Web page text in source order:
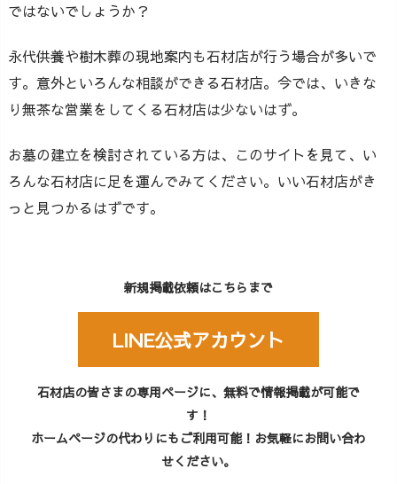
ではないでしょうか？
永代供養や樹木葬の現地案内も石材店が行う場合が多いで
す。意外といろんな相談ができる石材店。今では、いきな
り無茶な営業をしてくる石材店は少ないはず。
お墓の建立を検討されている方は、このサイトを見て、い
ろんな石材店に足を運んでみてください。いい石材店がき
っと見つかるはずです。
新規掲載依頼はこちらまで
LINE公式アカウント
石材店の皆さまの専用ページに、無料で情報掲載が可能で
す！
ホームページの代わりにもご利用可能！お気軽にお問い合わ
せください。